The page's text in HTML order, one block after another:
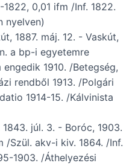
1822, 0,01 ifm /Inf. 1822.
nyelven)
1887. máj. 12. - Vaskút,
a bp-i egyetemre
1910. /Betegség,
rendből 1913. /Polgári
1914-15. /Kálvinista
1843. júl. 3. - Boróc, 1903.
/Szül. akv-i kiv. 1864. /Inf.
1903. /Áthelyezési